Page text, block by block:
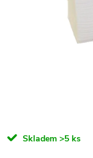
Skladem >5 ks